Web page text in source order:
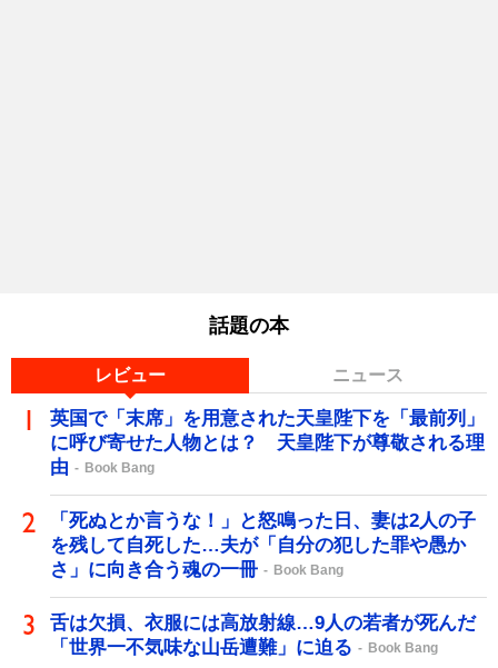
話題の本
レビュー ニュース
英国で「末席」を用意された天皇陛下を「最前列」
に呼び寄せた人物とは？ 天皇陛下が尊敬される理
由
Book Bang
「死ぬとか言うな！」と怒鳴った日、妻は2人の子
を残して自死した…夫が「自分の犯した罪や愚か
さ」に向き合う魂の一冊
Book Bang
舌は欠損、衣服には高放射線…9人の若者が死んだ
「世界一不気味な山岳遭難」に迫る
Book Bang